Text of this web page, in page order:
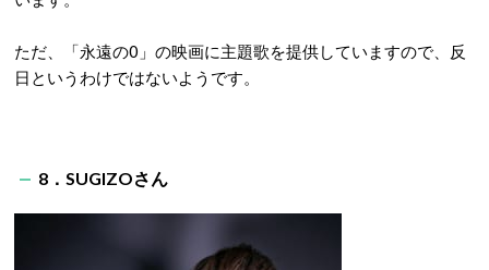
ただ、「永遠の0」の映画に主題歌を提供していますので、反
日というわけではないようです。
8．SUGIZOさん